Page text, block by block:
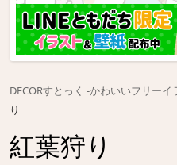
DECORすとっく -かわいいフリー
り
紅葉狩り